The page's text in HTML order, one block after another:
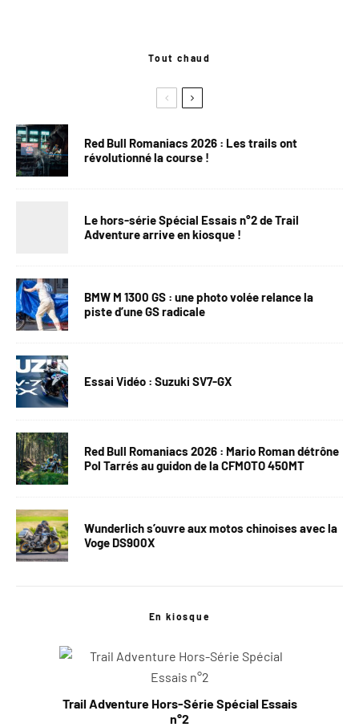
Tout chaud
Red Bull Romaniacs 2026 : Les trails ont
révolutionné la course !
Le hors-série Spécial Essais n°2 de Trail
Adventure arrive en kiosque !
BMW M 1300 GS : une photo volée relance la
piste d’une GS radicale
Essai Vidéo : Suzuki SV7-GX
Red Bull Romaniacs 2026 : Mario Roman détrône
Pol Tarrés au guidon de la CFMOTO 450MT
Wunderlich s’ouvre aux motos chinoises avec la
Voge DS900X
En kiosque
Trail Adventure Hors-Série Spécial Essais
n°2